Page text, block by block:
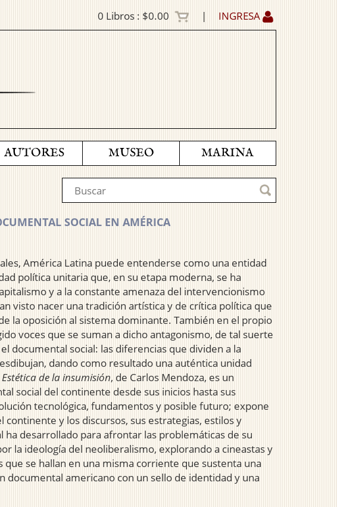
0 Libros : $0.00 | INGRESA
AUTORES MUSEO MARINA
SOCIAL EN AMÉRICA
América Latina puede entenderse como una entidad
política unitaria que, en su etapa moderna, se ha
y a la constante amenaza del intervencionismo
visto nacer una tradición artística y de crítica política que
la oposición al sistema dominante. También en el propio
voces que se suman a dicho antagonismo, de tal suerte
documental social: las diferencias que dividen a la
dando como resultado una auténtica unidad
Estética de la insumisión, de Carlos Mendoza, es un
social del continente desde sus inicios hasta sus
tecnológica, fundamentos y posible futuro; expone
y los discursos, sus estrategias, estilos y
desarrollado para afrontar las problemáticas de su
la ideología del neoliberalismo, explorando a cineastas y
se hallan en una misma corriente que sustenta una
documental americano con un sello de identidad y una